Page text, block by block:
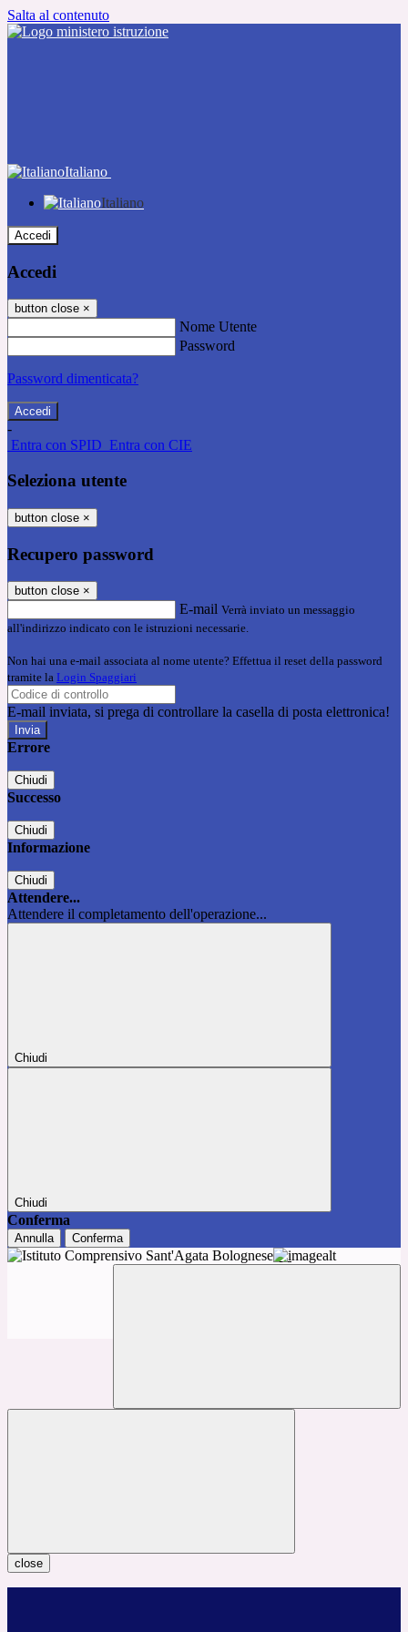
Salta al contenuto
Italiano
Italiano
Accedi
Accedi
button close ×
Nome Utente
Password
Password dimenticata?
-
Entra con SPID Entra con CIE
Seleziona utente
button close ×
Recupero password
button close ×
E-mail Verrà inviato un messaggio
all'indirizzo indicato con le istruzioni necessarie.
Non hai una e-mail associata al nome utente? Effettua il reset della password
tramite la Login Spaggiari
E-mail inviata, si prega di controllare la casella di posta elettronica!
Errore
Chiudi
Successo
Chiudi
Informazione
Chiudi
Attendere...
Attendere il completamento dell'operazione...
Chiudi
Chiudi
Conferma
Annulla Conferma
close